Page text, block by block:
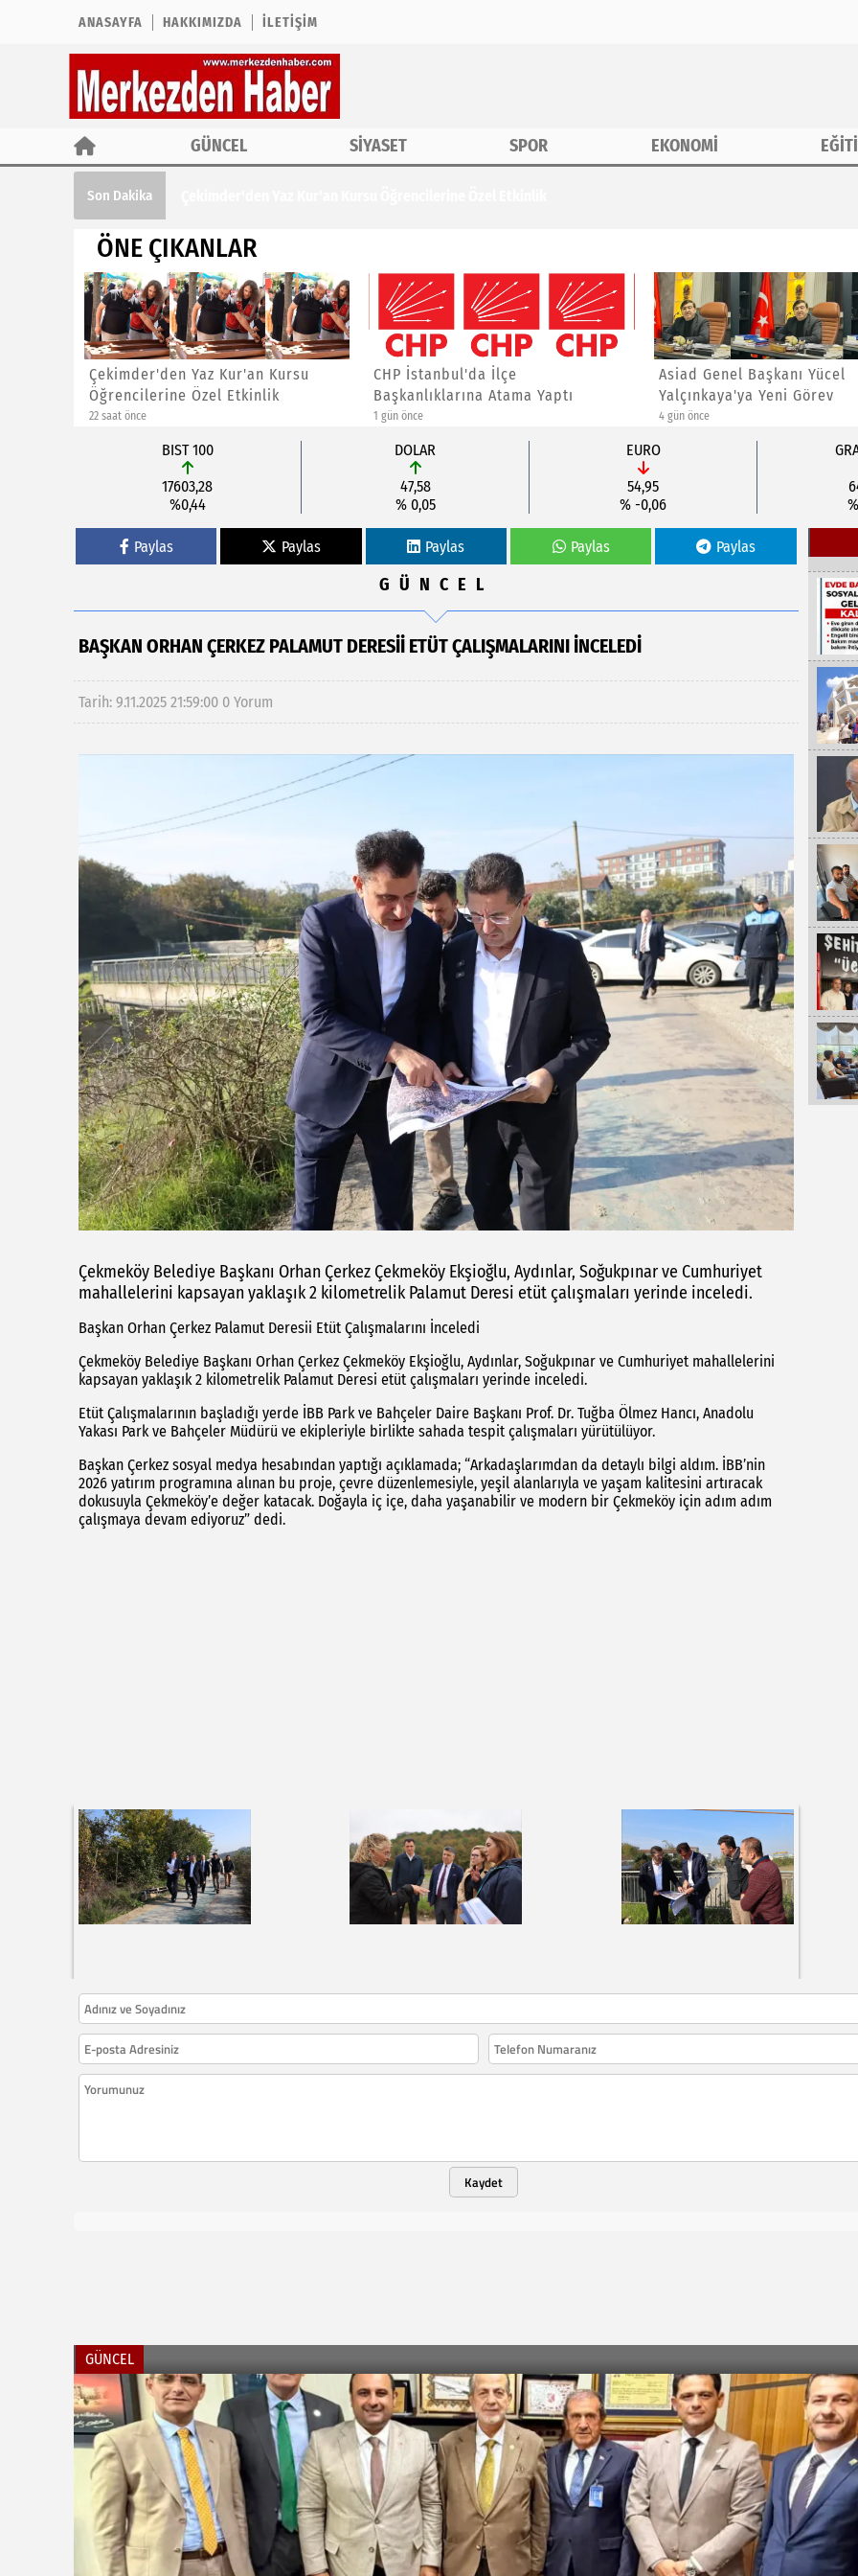
ANASAYFA HAKKIMIZDA İLETIŞIM
GÜNCEL SİYASET SPOR EKONOMİ
Son Dakika
ÖNE ÇIKANLAR
Çekimder'den Yaz Kur'an Kursu
Öğrencilerine Özel Etkinlik
22 saat önce
CHP İstanbul'da İlçe
Başkanlıklarına Atama Yaptı
1 gün önce
Asiad Genel Başkanı Yücel
Yalçınkaya'ya Yeni Görev
4 gün önce
BIST 100
17603,28
%0,44
DOLAR
47,58
% 0,05
EURO
54,95
% -0,06
Paylas Paylas Paylas Paylas Paylas
GÜNCEL
BAŞKAN ORHAN ÇERKEZ PALAMUT DERESII ETÜT ÇALIŞMALARINI İNCELEDI
Tarih: 9.11.2025 21:59:00 0 Yorum
Çekmeköy Belediye Başkanı Orhan Çerkez Çekmeköy Ekşioğlu, Aydınlar, Soğukpınar ve Cumhuriyet
mahallelerini kapsayan yaklaşık 2 kilometrelik Palamut Deresi etüt çalışmaları yerinde inceledi.
Başkan Orhan Çerkez Palamut Deresii Etüt Çalışmalarını İnceledi
Çekmeköy Belediye Başkanı Orhan Çerkez Çekmeköy Ekşioğlu, Aydınlar, Soğukpınar ve Cumhuriyet mahallelerini
kapsayan yaklaşık 2 kilometrelik Palamut Deresi etüt çalışmaları yerinde inceledi.
Etüt Çalışmalarının başladığı yerde İBB Park ve Bahçeler Daire Başkanı Prof. Dr. Tuğba Ölmez Hancı, Anadolu
Yakası Park ve Bahçeler Müdürü ve ekipleriyle birlikte sahada tespit çalışmaları yürütülüyor.
Başkan Çerkez sosyal medya hesabından yaptığı açıklamada; “Arkadaşlarımdan da detaylı bilgi aldım. İBB’nin
2026 yatırım programına alınan bu proje, çevre düzenlemesiyle, yeşil alanlarıyla ve yaşam kalitesini artıracak
dokusuyla Çekmeköy’e değer katacak. Doğayla iç içe, daha yaşanabilir ve modern bir Çekmeköy için adım adım
çalışmaya devam ediyoruz” dedi.
Kaydet
GÜNCEL